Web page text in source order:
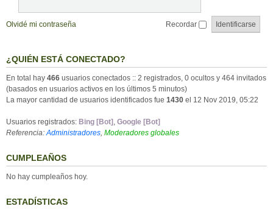
Olvidé mi contraseña Recordar
¿QUIÉN ESTÁ CONECTADO?
En total hay 466 usuarios conectados :: 2 registrados, 0 ocultos y 464 invitados
(basados en usuarios activos en los últimos 5 minutos)
La mayor cantidad de usuarios identificados fue 1430 el 12 Nov 2019, 05:22
Usuarios registrados: Bing [Bot] , Google [Bot]
Referencia:Administradores, Moderadores globales
CUMPLEAÑOS
No hay cumpleaños hoy.
ESTADÍSTICAS